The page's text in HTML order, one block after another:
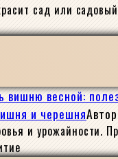
сад или
вишню весной:
и черешня
и урожайности.